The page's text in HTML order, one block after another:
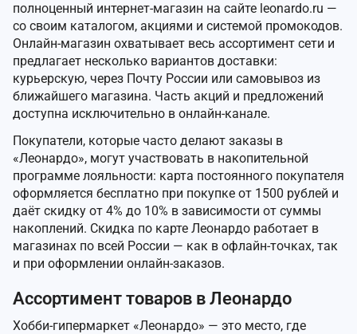
полноценный интернет-магазин на сайте leonardo.ru —
со своим каталогом, акциями и системой промокодов.
Онлайн-магазин охватывает весь ассортимент сети и
предлагает несколько вариантов доставки:
курьерскую, через Почту России или самовывоз из
ближайшего магазина. Часть акций и предложений
доступна исключительно в онлайн-канале.
Покупатели, которые часто делают заказы в
«Леонардо», могут участвовать в накопительной
программе лояльности: карта постоянного покупателя
оформляется бесплатно при покупке от 1500 рублей и
даёт скидку от 4% до 10% в зависимости от суммы
накоплений. Скидка по карте Леонардо работает в
магазинах по всей России — как в офлайн-точках, так
и при оформлении онлайн-заказов.
Ассортимент товаров в Леонардо
Хобби-гипермаркет «Леонардо» — это место, где